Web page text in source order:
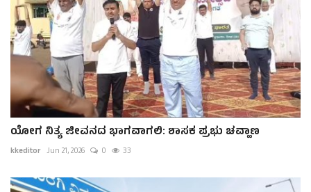
ಯೋಗ ನಿತ್ಯ ಜೀವನದ ಭಾಗವಾಗಲಿ: ಶಾಸಕ ಪ್ರಭು ಚವ್ಹಾಣ
kkeditor Jun 21, 2026 0 33